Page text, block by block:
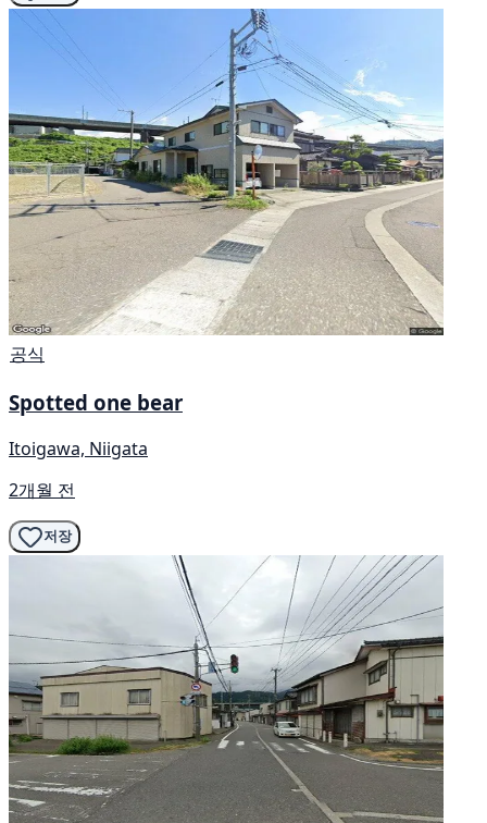
공식
Spotted one bear
Itoigawa, Niigata
2개월 전
저장